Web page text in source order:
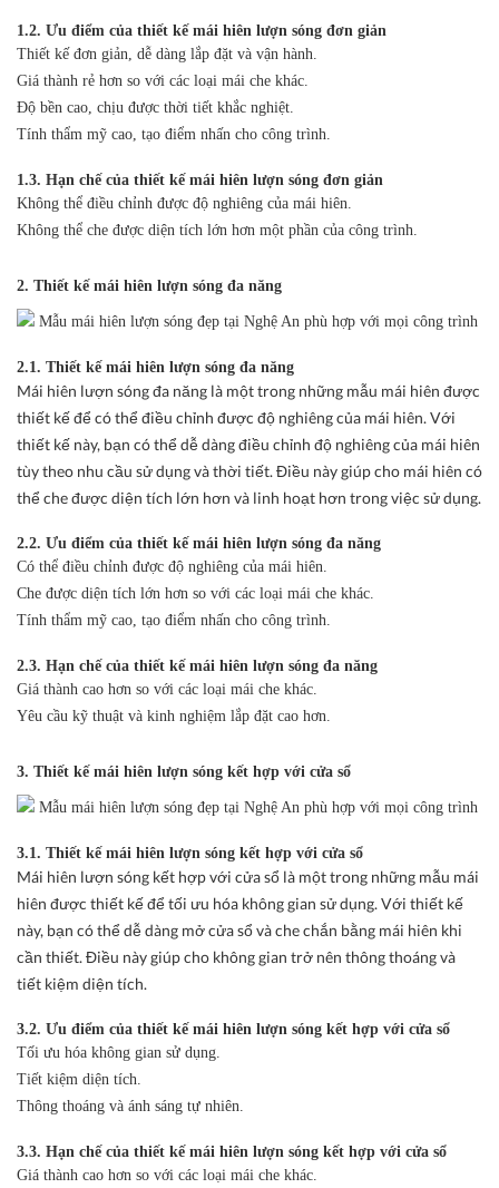
1.2. Ưu điểm của thiết kế mái hiên lượn sóng đơn giản
Thiết kế đơn giản, dễ dàng lắp đặt và vận hành.
Giá thành rẻ hơn so với các loại mái che khác.
Độ bền cao, chịu được thời tiết khắc nghiệt.
Tính thẩm mỹ cao, tạo điểm nhấn cho công trình.
1.3. Hạn chế của thiết kế mái hiên lượn sóng đơn giản
Không thể điều chỉnh được độ nghiêng của mái hiên.
Không thể che được diện tích lớn hơn một phần của công trình.
2. Thiết kế mái hiên lượn sóng đa năng
2.1. Thiết kế mái hiên lượn sóng đa năng
Mái hiên lượn sóng đa năng là một trong những mẫu mái hiên được
thiết kế để có thể điều chỉnh được độ nghiêng của mái hiên. Với
thiết kế này, bạn có thể dễ dàng điều chỉnh độ nghiêng của mái hiên
tùy theo nhu cầu sử dụng và thời tiết. Điều này giúp cho mái hiên có
thể che được diện tích lớn hơn và linh hoạt hơn trong việc sử dụng.
2.2. Ưu điểm của thiết kế mái hiên lượn sóng đa năng
Có thể điều chỉnh được độ nghiêng của mái hiên.
Che được diện tích lớn hơn so với các loại mái che khác.
Tính thẩm mỹ cao, tạo điểm nhấn cho công trình.
2.3. Hạn chế của thiết kế mái hiên lượn sóng đa năng
Giá thành cao hơn so với các loại mái che khác.
Yêu cầu kỹ thuật và kinh nghiệm lắp đặt cao hơn.
3. Thiết kế mái hiên lượn sóng kết hợp với cửa sổ
3.1. Thiết kế mái hiên lượn sóng kết hợp với cửa sổ
Mái hiên lượn sóng kết hợp với cửa sổ là một trong những mẫu mái
hiên được thiết kế để tối ưu hóa không gian sử dụng. Với thiết kế
này, bạn có thể dễ dàng mở cửa sổ và che chắn bằng mái hiên khi
cần thiết. Điều này giúp cho không gian trở nên thông thoáng và
tiết kiệm diện tích.
3.2. Ưu điểm của thiết kế mái hiên lượn sóng kết hợp với cửa sổ
Tối ưu hóa không gian sử dụng.
Tiết kiệm diện tích.
Thông thoáng và ánh sáng tự nhiên.
3.3. Hạn chế của thiết kế mái hiên lượn sóng kết hợp với cửa sổ
Giá thành cao hơn so với các loại mái che khác.